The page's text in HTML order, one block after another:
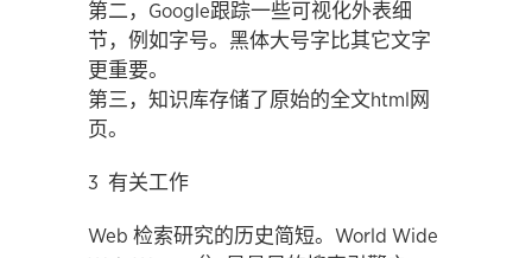
第二，Google跟踪一些可视化外表细
节，例如字号。黑体大号字比其它文字
更重要。
第三，知识库存储了原始的全文html网
页。
3 有关工作
Web 检索研究的历史简短。World Wide